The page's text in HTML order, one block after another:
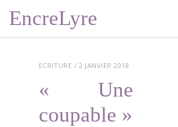
EncreLyre
ECRITURE / 2 JANVIER 2018
« Une
coupable »